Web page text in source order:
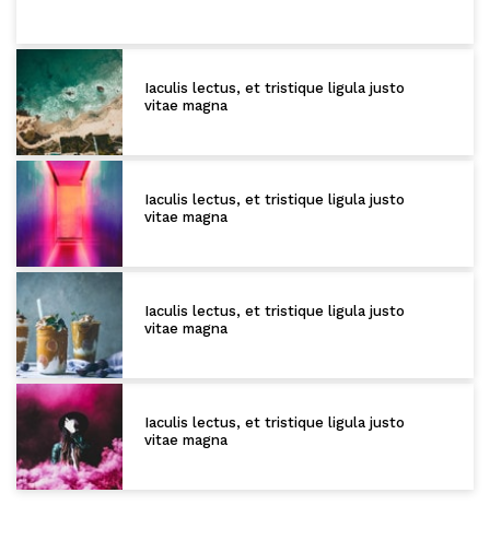
Iaculis lectus, et tristique ligula justo
vitae magna
Iaculis lectus, et tristique ligula justo
vitae magna
Iaculis lectus, et tristique ligula justo
vitae magna
Iaculis lectus, et tristique ligula justo
vitae magna